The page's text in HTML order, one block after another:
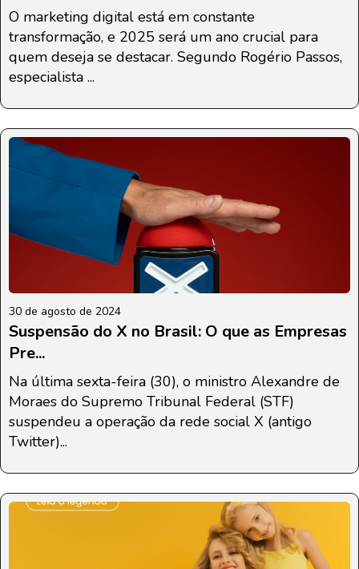
O marketing digital está em constante
transformação, e 2025 será um ano crucial para
quem deseja se destacar. Segundo Rogério Passos,
especialista ...
30 de agosto de 2024
Suspensão do X no Brasil: O que as Empresas
Pre...
Na última sexta-feira (30), o ministro Alexandre de
Moraes do Supremo Tribunal Federal (STF)
suspendeu a operação da rede social X (antigo
Twitter)...